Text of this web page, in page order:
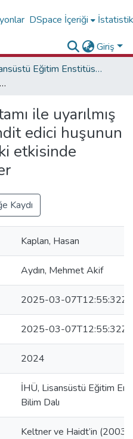
DSpace İçeriği
Giriş
Lisansüstü Eğitim Enstitüsü Tez Koleksiyonu
Sanal gerçeklik ortamı ile uyarılmış pozitif huşu ve tehdit edici huşunun özgecilik üzerindeki etkisinde gruplararası ilişkiler
ile uyarılmış
edici huşunun
etkisinde
Kaydı
Kaplan, Hasan
Aydın, Mehmet Akif
2025-03-07T12:55:32Z
2025-03-07T12:55:32Z
2024
İHÜ, Lisansüstü Eğitim
Bilim Dalı
Keltner ve Haidt’in